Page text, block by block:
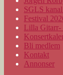
SGLS
Festival
Lilla Gitarr-
Bli medlem
Kontakt
Annonser